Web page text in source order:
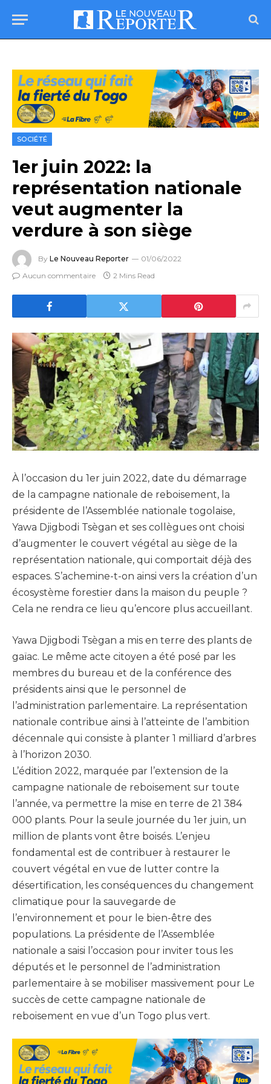
SOCIÉTÉ
1er juin 2022: la
représentation nationale
veut augmenter la
verdure à son siège
By Le Nouveau Reporter
01/06/2022
Aucun commentaire
2 Mins Read
À l’occasion du 1er juin 2022, date du démarrage
de la campagne nationale de reboisement, la
présidente de l’Assemblée nationale togolaise,
Yawa Djigbodi Tsègan et ses collègues ont choisi
d’augmenter le couvert végétal au siège de la
représentation nationale, qui comportait déjà des
espaces. S’achemine-t-on ainsi vers la création d’un
écosystème forestier dans la maison du peuple ?
Cela ne rendra ce lieu qu’encore plus accueillant.
Yawa Djigbodi Tsègan a mis en terre des plants de
gaïac. Le même acte citoyen a été posé par les
membres du bureau et de la conférence des
présidents ainsi que le personnel de
l’administration parlementaire. La représentation
nationale contribue ainsi à l’atteinte de l’ambition
décennale qui consiste à planter 1 milliard d’arbres
à l’horizon 2030.
L’édition 2022, marquée par l’extension de la
campagne nationale de reboisement sur toute
l’année, va permettre la mise en terre de 21 384
000 plants. Pour la seule journée du 1er juin, un
million de plants vont être boisés. L’enjeu
fondamental est de contribuer à restaurer le
couvert végétal en vue de lutter contre la
désertification, les conséquences du changement
climatique pour la sauvegarde de
l’environnement et pour le bien-être des
populations. La présidente de l’Assemblée
nationale a saisi l’occasion pour inviter tous les
députés et le personnel de l’administration
parlementaire à se mobiliser massivement pour Le
succès de cette campagne nationale de
reboisement en vue d’un Togo plus vert.